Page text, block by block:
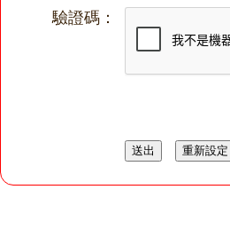
驗證碼：